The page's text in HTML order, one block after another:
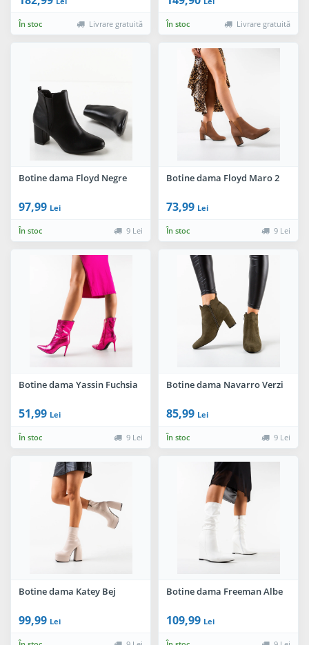
În stoc Livrare gratuită În stoc Livrare gratuită
Botine dama Floyd Negre
97,99 Lei
În stoc 9 Lei
Botine dama Floyd Maro 2
73,99 Lei
În stoc 9 Lei
Botine dama Yassin Fuchsia
51,99 Lei
În stoc 9 Lei
Botine dama Navarro Verzi
85,99 Lei
În stoc 9 Lei
Botine dama Katey Bej
99,99 Lei
Botine dama Freeman Albe
109,99 Lei